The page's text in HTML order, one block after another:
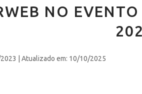
NO
| Atualizado em: 10/10/2025